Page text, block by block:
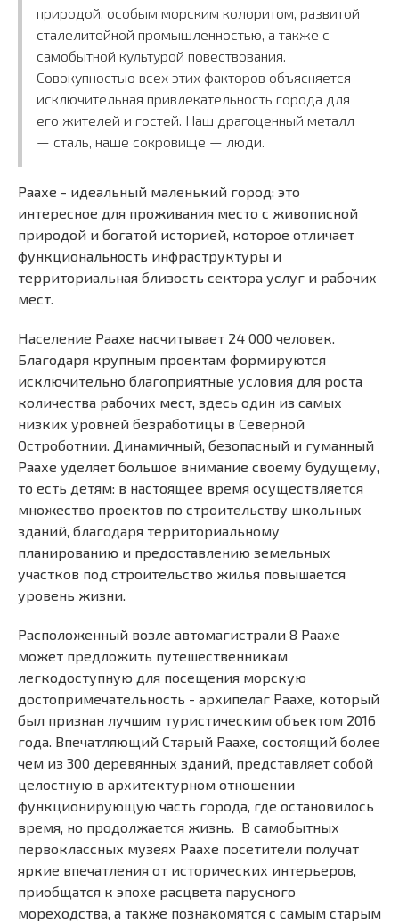
природой, особым морским колоритом, развитой
сталелитейной промышленностью, а также с
самобытной культурой повествования.
Совокупностью всех этих факторов объясняется
исключительная привлекательность города для
его жителей и гостей. Наш драгоценный металл
— сталь, наше сокровище — люди.
Раахе - идеальный маленький город: это
интересное для проживания место с живописной
природой и богатой историей, которое отличает
функциональность инфраструктуры и
территориальная близость сектора услуг и рабочих
мест.
Население Раахе насчитывает 24 000 человек.
Благодаря крупным проектам формируются
исключительно благоприятные условия для роста
количества рабочих мест, здесь один из самых
низких уровней безработицы в Северной
Остроботнии. Динамичный, безопасный и гуманный
Раахе уделяет большое внимание своему будущему,
то есть детям: в настоящее время осуществляется
множество проектов по строительству школьных
зданий, благодаря территориальному
планированию и предоставлению земельных
участков под строительство жилья повышается
уровень жизни.
Расположенный возле автомагистрали 8 Раахе
может предложить путешественникам
легкодоступную для посещения морскую
достопримечательность - архипелаг Раахе, который
был признан лучшим туристическим объектом 2016
года. Впечатляющий Старый Раахе, состоящий более
чем из 300 деревянных зданий, представляет собой
целостную в архитектурном отношении
функционирующую часть города, где остановилось
время, но продолжается жизнь. В самобытных
первоклассных музеях Раахе посетители получат
яркие впечатления от исторических интерьеров,
приобщатся к эпохе расцвета парусного
мореходства, а также познакомятся с самым старым